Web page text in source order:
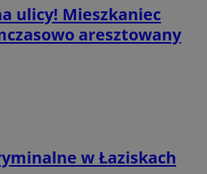
ulicy! Mieszkaniec
aresztowany
w Łaziskach